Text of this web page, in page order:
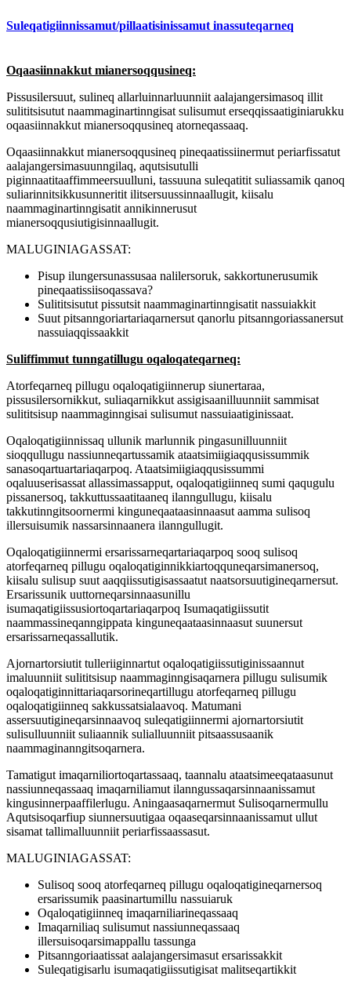
Suleqatigiinnissamut/pillaatisinissamut inassuteqarneq
Oqaasiinnakkut mianersoqqusineq:
Pissusilersuut, sulineq allarluinnarluunniit aalajangersimasoq illit
sulititsisutut naammaginartinngisat sulisumut erseqqissaatiginiarukku
oqaasiinnakkut mianersoqqusineq atorneqassaaq.
Oqaasiinnakkut mianersoqqusineq pineqaatissiinermut periarfissatut
aalajangersimasuunngilaq, aqutsisutulli
piginnaatitaaffimmeersuulluni, tassuuna suleqatitit suliassamik qanoq
suliarinnitsikkusunneritit ilitsersuussinnaallugit, kiisalu
naammaginartinngisatit annikinnerusut
mianersoqqusiutigisinnaallugit.
MALUGINIAGASSAT:
Pisup ilungersunassusaa nalilersoruk, sakkortunerusumik
pineqaatissiisoqassava?
Sulititsisutut pissutsit naammaginartinngisatit nassuiakkit
Suut pitsanngoriartariaqarnersut qanorlu pitsanngoriassanersut
nassuiaqqissaakkit
Suliffimmut tunngatillugu oqaloqateqarneq:
Atorfeqarneq pillugu oqaloqatigiinnerup siunertaraa,
pissusilersornikkut, suliaqarnikkut assigisaanilluunniit sammisat
sulititsisup naammaginngisai sulisumut nassuiaatiginissaat.
Oqaloqatigiinnissaq ullunik marlunnik pingasunilluunniit
sioqqullugu nassiunneqartussamik ataatsimiigiaqqusissummik
sanasoqartuartariaqarpoq. Ataatsimiigiaqqusissummi
oqaluuserisassat allassimassapput, oqaloqatigiinneq sumi qaqugulu
pissanersoq, takkuttussaatitaaneq ilanngullugu, kiisalu
takkutinngitsoornermi kinguneqaataasinnaasut aamma sulisoq
illersuisumik nassarsinnaanera ilanngullugit.
Oqaloqatigiinnermi ersarissarneqartariaqarpoq sooq sulisoq
atorfeqarneq pillugu oqaloqatiginnikkiartoqquneqarsimanersoq,
kiisalu sulisup suut aaqqiissutigisassaatut naatsorsuutigineqarnersut.
Ersarissunik uuttorneqarsinnaasunillu
isumaqatigiissusiortoqartariaqarpoq Isumaqatigiissutit
naammassineqanngippata kinguneqaataasinnaasut suunersut
ersarissarneqassallutik.
Ajornartorsiutit tulleriiginnartut oqaloqatigiissutiginissaannut
imaluunniit sulititsisup naammaginngisaqarnera pillugu sulisumik
oqaloqatiginnittariaqarsorineqartillugu atorfeqarneq pillugu
oqaloqatigiinneq sakkussatsialaavoq. Matumani
assersuutigineqarsinnaavoq suleqatigiinnermi ajornartorsiutit
sulisulluunniit suliaannik sulialluunniit pitsaassusaanik
naammaginanngitsoqarnera.
Tamatigut imaqarniliortoqartassaaq, taannalu ataatsimeeqataasunut
nassiunneqassaaq imaqarniliamut ilanngussaqarsinnaanissamut
kingusinnerpaaffilerlugu. Aningaasaqarnermut Sulisoqarnermullu
Aqutsisoqarfiup siunnersuutigaa oqaaseqarsinnaanissamut ullut
sisamat tallimalluunniit periarfissaassasut.
MALUGINIAGASSAT:
Sulisoq sooq atorfeqarneq pillugu oqaloqatigineqarnersoq
ersarissumik paasinartumillu nassuiaruk
Oqaloqatigiinneq imaqarniliarineqassaaq
Imaqarniliaq sulisumut nassiunneqassaaq
illersuisoqarsimappallu tassunga
Pitsanngoriaatissat aalajangersimasut ersarissakkit
Suleqatigisarlu isumaqatigiissutigisat malitseqartikkit